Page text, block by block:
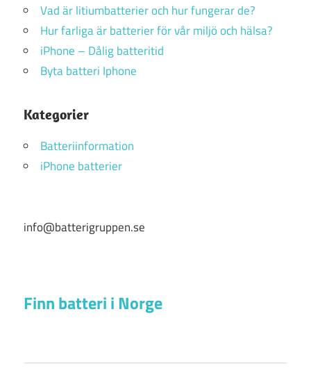
Vad är litiumbatterier och hur fungerar de?
Hur farliga är batterier för vår miljö och hälsa?
iPhone – Dålig batteritid
Byta batteri Iphone
Kategorier
Batteriinformation
iPhone batterier
info@batterigruppen.se
Finn batteri i Norge